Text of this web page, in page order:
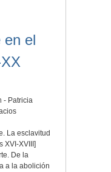
en el
- Patricia
La esclavitud
XVI-XVIII]
De la
a la abolición